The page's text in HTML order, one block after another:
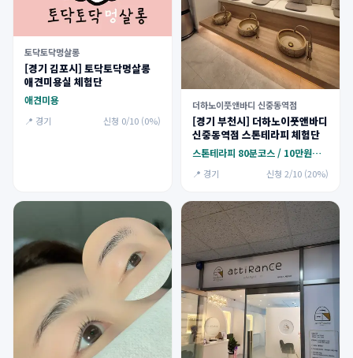
토닥토닥멍살롱
[경기 김포시] 토닥토닥멍살롱
애견미용실 체험단
애견미용
📍 경기 신청 0/10 (0%)
더하노이풋앤바디 신중동역점
[경기 부천시] 더하노이풋앤바디
신중동역점 스톤테라피 체험단
스톤테라피 80분코스 / 10만원지원
📍 경기 신청 2/10 (20%)